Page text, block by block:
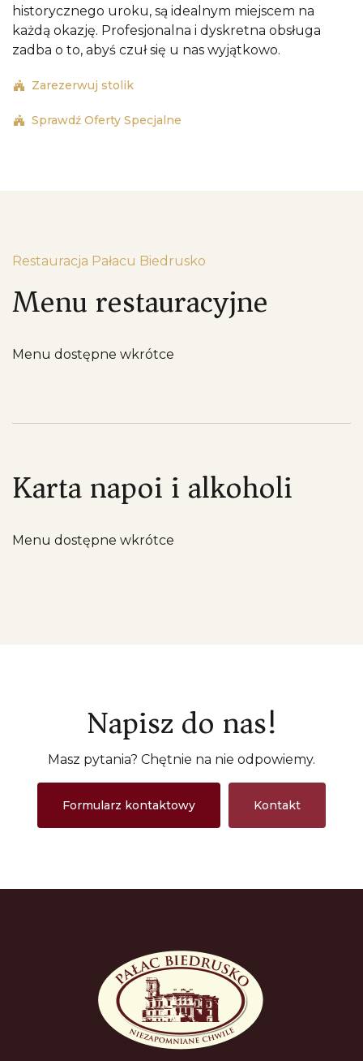
historycznego uroku, są idealnym miejscem na
każdą okazję. Profesjonalna i dyskretna obsługa
zadba o to, abyś czuł się u nas wyjątkowo.
Zarezerwuj stolik
Sprawdź Oferty Specjalne
Restauracja Pałacu Biedrusko
Menu restauracyjne
Menu dostępne wkrótce
Karta napoi i alkoholi
Menu dostępne wkrótce
Napisz do nas!
Masz pytania? Chętnie na nie odpowiemy.
Formularz kontaktowy Kontakt